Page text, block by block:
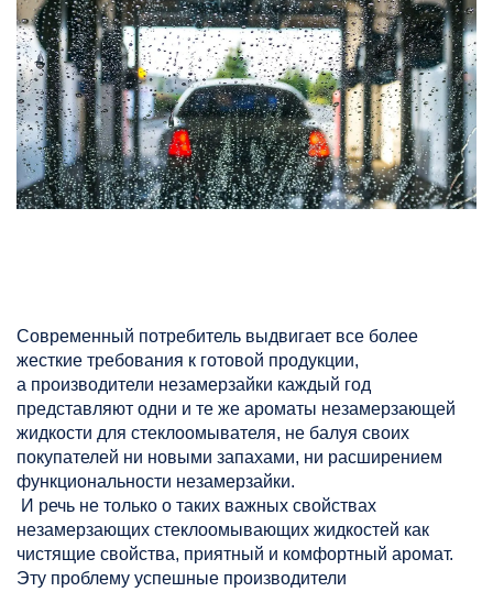
Современный потребитель выдвигает все более
жесткие требования к готовой продукции,
а производители незамерзайки каждый год
представляют одни и те же ароматы незамерзающей
жидкости для стеклоомывателя, не балуя своих
покупателей ни новыми запахами, ни расширением
функциональности незамерзайки.
И речь не только о таких важных свойствах
незамерзающих стеклоомывающих жидкостей как
чистящие свойства, приятный и комфортный аромат.
Эту проблему успешные производители